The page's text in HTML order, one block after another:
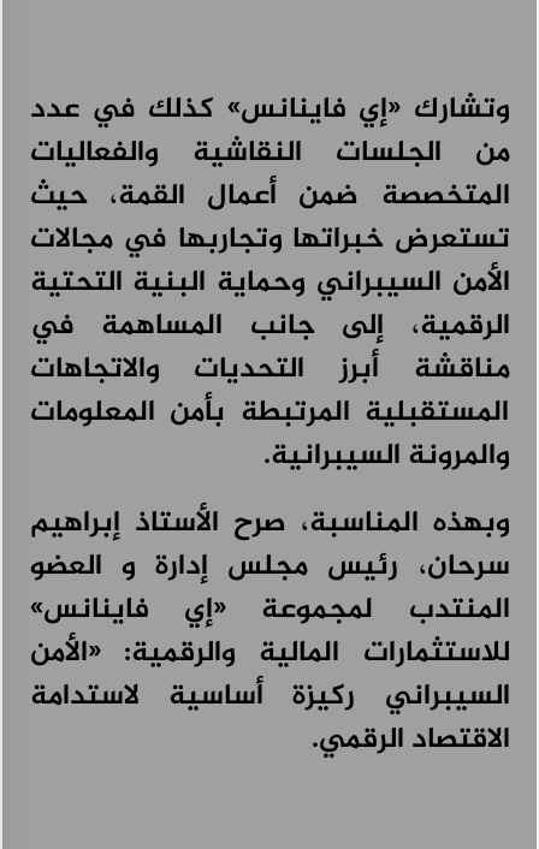
وتشارك «إي فاينانس» كذلك في عدد
من الجلسات النقاشية والفعاليات
المتخصصة ضمن أعمال القمة، حيث
تستعرض خبراتها وتجاربها في مجالات
الأمن السيبراني وحماية البنية التحتية
الرقمية، إلى جانب المساهمة في
مناقشة أبرز التحديات والاتجاهات
المستقبلية المرتبطة بأمن المعلومات
والمرونة السيبرانية.
وبهذه المناسبة، صرح الأستاذ إبراهيم
سرحان، رئيس مجلس إدارة و العضو
المنتدب لمجموعة «إي فاينانس»
للاستثمارات المالية والرقمية: «الأمن
السيبراني ركيزة أساسية لاستدامة
الاقتصاد الرقمي.